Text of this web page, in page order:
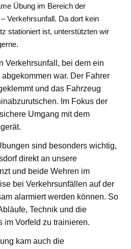
Übung im Bereich der
Verkehrsunfall. Da dort kein
stationiert ist, unterstützten wir
Verkehrsunfall, bei dem ein
war. Der Fahrer
und das Fahrzeug
Im Fokus der
Umgang mit dem
sind besonders wichtig,
direkt an unsere
und beide Wehren im
bei Verkehrsunfällen auf der
alarmiert werden können. So
Technik und die
im Vorfeld zu trainieren.
kam auch die